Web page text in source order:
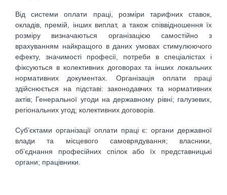
Від системи оплати праці, розміри тарифних ставок,
окладів, премій, інших виплат, а також співвідношення їх
розміру визначаються організа­цією самостійно з
врахуванням найкращого в даних умовах стимулюючого
ефекту, значимості професії, потреби в спеціалістах і
фіксуються в колективних договорах та інших локальних
нормативних документах. Організація оплати праці
здійснюється на підставі: законодавчих та нормативних
актів; Генеральної угоди на державному рівні; галузевих,
регіональних угод; колективних договорів.
Суб’єктами організації оплати праці є: органи державної
влади та місце­вого самоврядування; власники,
об’єднання професійних спілок або їх представницькі
органи; працівники.